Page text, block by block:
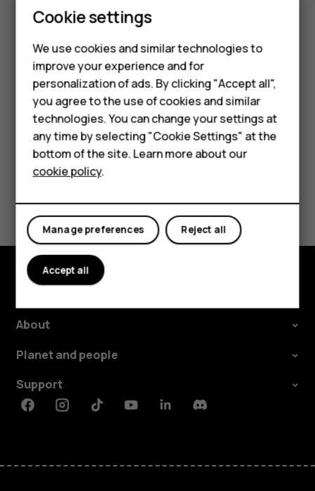
Smartphones
Feature phones
Phones for kids
Accessories
HMD Terra M
For business
Tablets
Включите переключатель
Нажмите последовательноНастройки
Дата и времяи включите параметр24-часовой
формат.
Yes No
About
Planet and people
Support
FacebookInstagramTiktokYoutubeLinkedinDiscord
Cookie settings
We use cookies and similar technologies to
improve your experience and for
personalization of ads. By clicking "Accept all",
you agree to the use of cookies and similar
technologies. You can change your settings at
any time by selecting "Cookie Settings" at the
bottom of the site. Learn more about our
cookie policy.
Reject all
Manage preferences
Accept all